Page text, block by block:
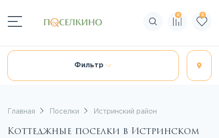
Поиск по сайту
0 0
Фильтр
Главная Поселки Истринский район
Коттеджные поселки в Истринском